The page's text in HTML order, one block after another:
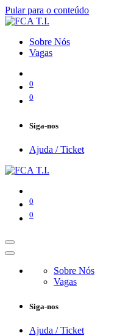
Pular para o conteúdo
Sobre Nós
Vagas
0
0
Siga-nos
Ajuda / Ticket
0
0
Sobre Nós
Vagas
Siga-nos
Ajuda / Ticket